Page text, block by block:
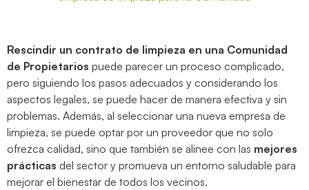
Rescindir un contrato de limpieza en una Comunidad
de Propietarios puede parecer un proceso complicado,
pero siguiendo los pasos adecuados y considerando los
aspectos legales, se puede hacer de manera efectiva y sin
problemas. Además, al seleccionar una nueva empresa de
limpieza, se puede optar por un proveedor que no solo
ofrezca calidad, sino que también se alinee con las mejores
prácticas del sector y promueva un entorno saludable para
mejorar el bienestar de todos los vecinos.